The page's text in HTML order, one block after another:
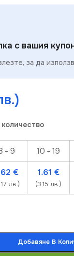
с вашия
за да
- 9 10 - 19
€
лв.)
1.61 €
(3.15 лв.)
Добавяне В